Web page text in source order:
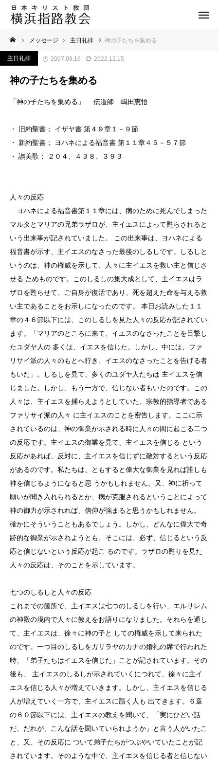
メッセージ 主日礼拝 神の子たちを集める
主日礼拝 2007.09.16 2022.12.15
神の子たちを集める
「神の子たちを集める」 伝道師 嶋田恵悟
・ 旧約聖書； イザヤ書 第４９章１－９節
・ 新約聖書； ヨハネによる福音書 第１１章４５－５７節
・ 讃美歌； ２０４、４３８、３９３
人々の反応
ヨハネによる福音書第１１章には、病のために死んでしまった
マルタとマリアの兄弟ラザロが、主イエスによって甦らされると
いう出来事が記されていました。 この出来事は、ヨハネによる
福音書が示す、主イエスのなさった最後のしるしです。しるしと
いうのは、神の権威を示して、人々に主イエスを救い主と信じさ
せる ためものです。このしるしの集大成として、主イエスはラ
ザロを甦らせて、ご自身が復活であり、死を超えた命を与える救
い主であることをお示しになったのです。 本日お読みした１１
章の４６節以下には、このしるしを見た人々の反応が記されてい
ます。「マリアのところに来て、イエスのなさったことを目撃し
たユダヤ人の 多くは、イエスを信じた。しかし、中には、ファ
リサイ派の人々のもとへ行き、イエスのなさったことを告げる者
もいた」。しるしを見て、多くのユダヤ人たちは 主イエスを信
じました。しかし、もう一方で、信じない者もいたのです。この
人々は、主イエスを捕らえようとしていた、宗教的指導者である
ファリサイ派の人々 に主イエスのことを密告します。ここに示
されているのは、神の御業が示される時に人々の間に起こる二つ
の反応です。主イエスの御業を見て、主イエスを信じる という
反応があれば、反対に、主イエスを信じずに敵対するという反応
があるのです。私たちは、ともすると偉大な御業を見れば誰しも
神を信じるようになると思 うかもしれません。又、神に祈って
願いが聞き入れられるとか、病が克服されるということによって
神の御力が示されれば、信仰が強まると思うかもしれません。
確かにそういうこともあるでしょう。しかし、どんなに偉大で奇
跡的な御業が示されようとも、そこには、必ず、信じるという反
応と信じないという反応が起こ るのです。ラザロの甦りを見た
人々の反応は、そのことを示しています。
七つのしるしと人々の反応
これまでの箇所で、主イエスは七つのしるしを行い、エルサレム
の神殿の境内で人々に教えをお語りになりました。それらを通し
て、主イエスは、徐々に神の子と しての権威を示して来られた
のです。一つ目のしるしをガリラヤのカナの婚礼の席で行われた
時、「弟子たちはイエスを信じた」ことが記されています。その
後も、 主イエスのしるしが示されていくにつれて、徐々に主イ
エスを信じる人々が増えていきます。しかし、主イエスを信じる
人が増えていく一方で、主イエスに躓く人も 出てきます。６章
の６０節以下には、主イエスの教えを聞いて、「実にひどい話
だ、だれが、こんな話を聞いていられようか」と言う人がいたこ
と、又、その反応に ついて弟子たちがつぶやいていたことが記
されています。そのような中で、主イエスを信じる者と信じない